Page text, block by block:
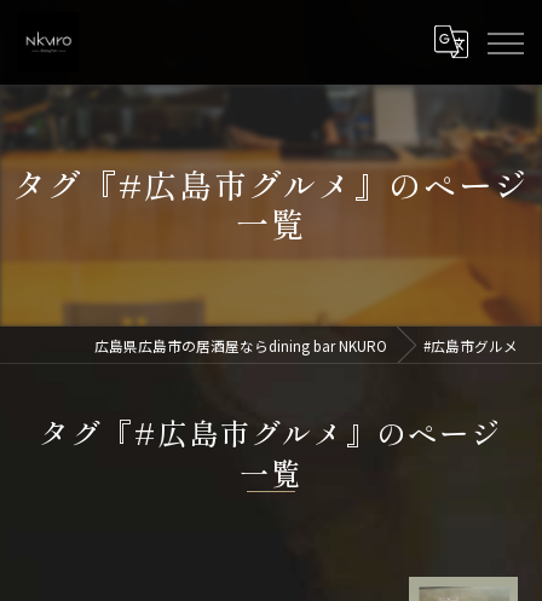
タグ『#広島市グルメ』のページ
一覧
広島県広島市の居酒屋ならdining bar NKURO #広島市グルメ
タグ『#広島市グルメ』のページ
一覧